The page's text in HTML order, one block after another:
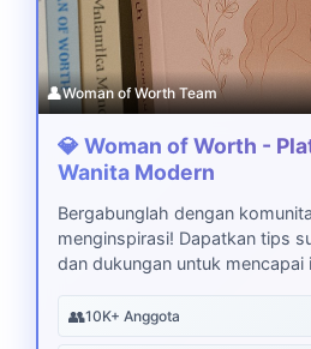
👤Woman of Worth Team
💎 Woman of Worth -
Wanita Modern
Bergabunglah dengan
menginspirasi! Dapatkan tips
dan dukungan untuk mencapai
👥10K+ Anggota